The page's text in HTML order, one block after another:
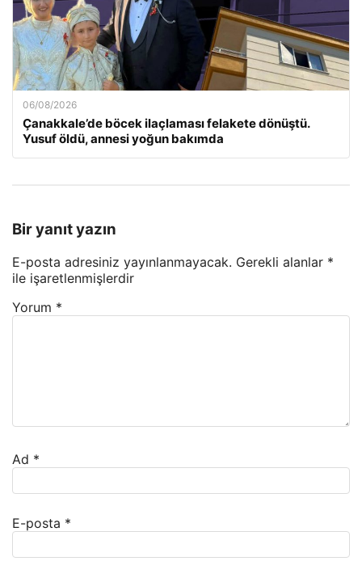
06/08/2026
Çanakkale’de böcek ilaçlaması felakete dönüştü.
Yusuf öldü, annesi yoğun bakımda
Bir yanıt yazın
E-posta adresiniz yayınlanmayacak. Gerekli alanlar *
ile işaretlenmişlerdir
Yorum *
Ad *
E-posta *